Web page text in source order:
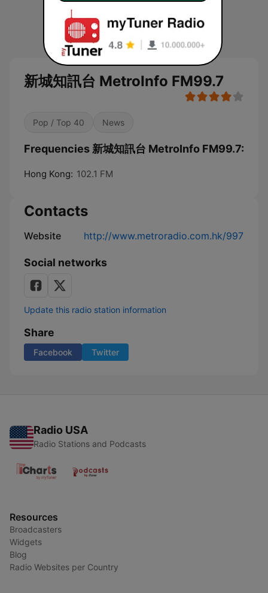
新城知訊台 MetroInfo FM99.7
Pop / Top 40 News
Frequencies 新城知訊台 MetroInfo FM99.7:
Hong Kong: 102.1 FM
Contacts
Website http://www.metroradio.com.hk/997
Social networks
Update this radio station information
Share
Facebook Twitter
Radio USA
Radio Stations and Podcasts
Resources
Broadcasters
Widgets
Blog
Radio Websites per Country